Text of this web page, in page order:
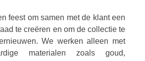
feest om samen met de klant een
te creëren en om de collectie te
We werken alleen met
materialen zoals goud,